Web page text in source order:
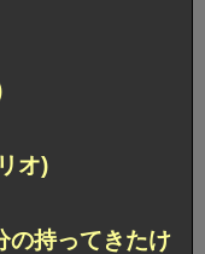
オ)
の持ってきたけ